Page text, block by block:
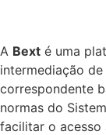
A Bext é uma
intermediação
correspondente
normas do
facilitar o acesso